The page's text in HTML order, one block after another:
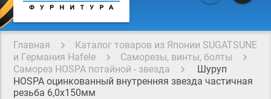
Главная
Каталог товаров из Японии SUGATSUNE
и Германия Hafele
Саморезы, винты, болты
Саморез HOSPA потайной - звезда
Шуруп
HOSPA оцинкованный внутренняя звезда частичная
резьба 6,0x150мм